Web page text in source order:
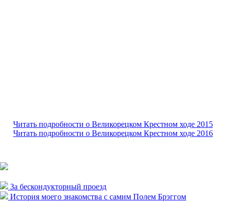
Читать подробности о Великорецком Крестном ходе 2015
Читать подробности о Великорецком Крестном ходе 2016
За бескондукторный проезд
История моего знакомства с самим Полем Брэггом